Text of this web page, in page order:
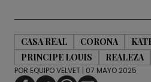
CASA REAL CORONA
PRINCIPE LOUIS
REALEZA
POR EQUIPO VELVET | 07 MAYO 2025